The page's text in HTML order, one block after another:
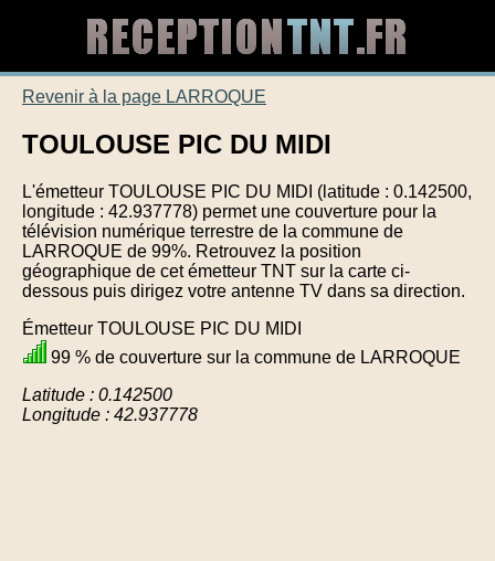
Revenir à la page LARROQUE
TOULOUSE PIC DU MIDI
L'émetteur TOULOUSE PIC DU MIDI (latitude : 0.142500,
longitude : 42.937778) permet une couverture pour la
télévision numérique terrestre de la commune de
LARROQUE de 99%. Retrouvez la position
géographique de cet émetteur TNT sur la carte ci-
dessous puis dirigez votre antenne TV dans sa direction.
Émetteur TOULOUSE PIC DU MIDI
99 % de couverture sur la commune de LARROQUE
Latitude : 0.142500
Longitude : 42.937778